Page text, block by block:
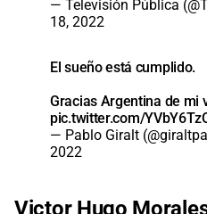
— Televisión Pública
18, 2022
El sueño está cumplido.
Gracias Argentina de
pic.twitter.com/
— Pablo Giralt
2022
Victor Hugo